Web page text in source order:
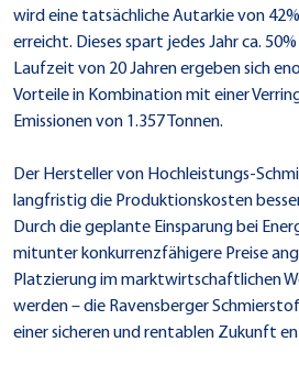
wird eine tatsächliche Autarkie von
erreicht. Dieses spart jedes Jahr ca.
Laufzeit von 20 Jahren ergeben sich
Vorteile in Kombination mit einer
Emissionen von 1.357 Tonnen.
Der Hersteller von Hochleistungs-
langfristig die Produktionskosten
Durch die geplante Einsparung bei
mitunter konkurrenzfähigere Preise
Platzierung im marktwirtschaftlichen
werden – die Ravensberger
einer sicheren und rentablen Zukunft